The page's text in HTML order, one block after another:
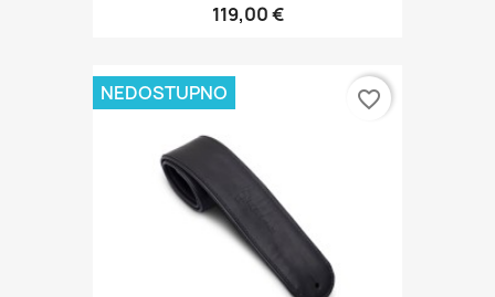
119,00 €
NEDOSTUPNO favorite_border